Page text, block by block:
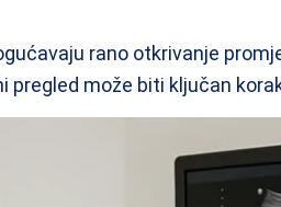
rano otkrivanje
pregled može biti ključan